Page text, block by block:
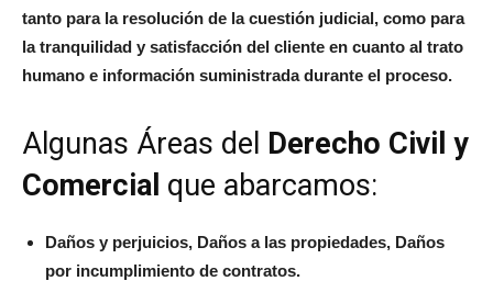
tanto para la resolución de la cuestión judicial, como para
la tranquilidad y satisfacción del cliente en cuanto al trato
humano e información suministrada durante el proceso.
Algunas Áreas del Derecho Civil y
Comercial que abarcamos:
Daños y perjuicios, Daños a las propiedades, Daños
por incumplimiento de contratos.